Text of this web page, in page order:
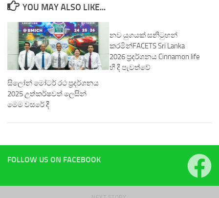
YOU MAY ALSO LIKE...
සිලෝන් මෝටර් රථ ප්‍රදර්ශනය
2025 උත්කර්ෂවත් ලෙසින්
මෙම වසරේ දී
නව යුගයක් සනිටුහන්
කරමින්FACETS Sri Lanka
2026 ප්‍රදර්ශනය Cinnamon life
හී දී පැවත්වේ
FOLLOW US ON FACEBOOK